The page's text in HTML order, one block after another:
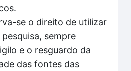
se o direito de utilizar
sempre
e o resguardo da
das fontes das